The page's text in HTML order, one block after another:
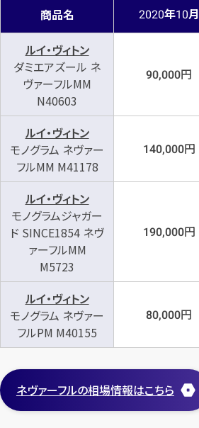
商品名 2020年10月
ルイ・ヴィトン
ダミエアズール ネ
ヴァーフルMM
N40603
90,000円
ルイ・ヴィトン
モノグラム ネヴァー
フルMM M41178
140,000円
ルイ・ヴィトン
モノグラムジャガー
ド SINCE1854 ネヴ
ァーフルMM
M5723
190,000円
ルイ・ヴィトン
モノグラム ネヴァー
フルPM M40155
80,000円
ネヴァーフルの相場情報はこちら